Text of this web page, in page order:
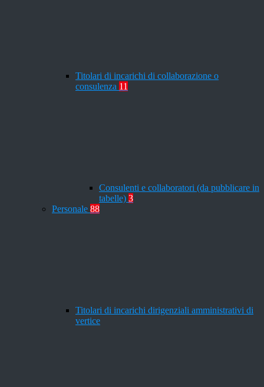
Titolari di incarichi di collaborazione o
consulenza 11
Consulenti e collaboratori (da pubblicare in
tabelle) 3
Personale 88
Titolari di incarichi dirigenziali amministrativi di
vertice